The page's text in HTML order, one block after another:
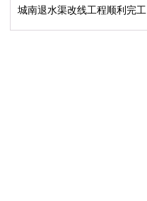
城南退水渠改线工程顺利完工